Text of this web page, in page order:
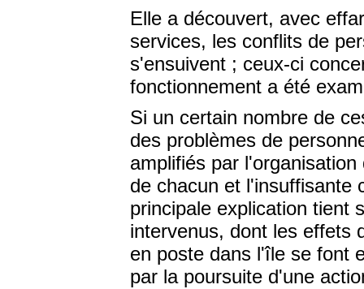
Elle a découvert, avec
services, les conflits de
s'ensuivent ; ceux-ci
fonctionnement a été
Si un certain nombre de
des problèmes de
amplifiés par
de chacun et l'insuffisante
principale explication tient
intervenus, dont les effets
en poste dans l'île se font
par la poursuite d'une